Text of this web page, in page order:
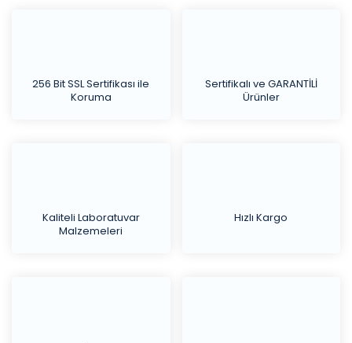
256 Bit SSL Sertifikası ile
Koruma
Sertifikalı ve GARANTİLİ
Ürünler
Kaliteli Laboratuvar
Malzemeleri
Hızlı Kargo